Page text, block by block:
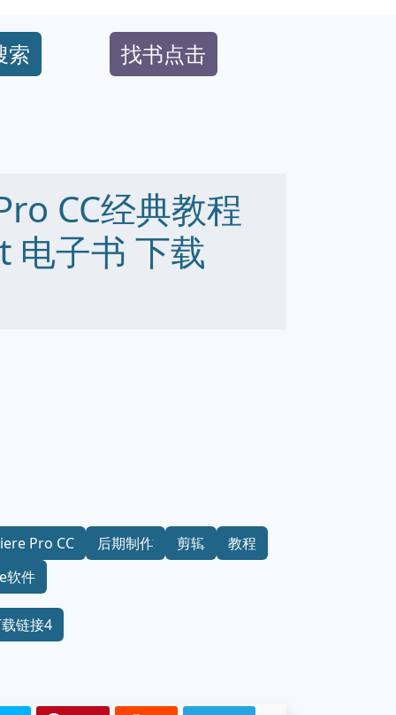
索 找书点击
CC经典教程
子书 下载
Pro CC 后期制作 剪辑
教程
软件
链接4